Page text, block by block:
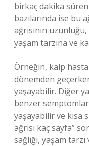
birkaç dakika
bazılarında ise bu
ağrısının
yaşam tarzına ve
Örneğin, kalp
dönemden
yaşayabilir. Diğer
benzer
yaşayabilir ve kısa
ağrısı kaç sayfa”
sağlığı, yaşam